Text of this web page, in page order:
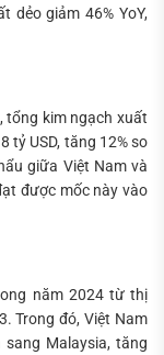
dẻo giảm 46% YoY,
tổng kim ngạch xuất
tỷ USD, tăng 12% so
giữa Việt Nam và
được mốc này vào
năm 2024 từ thị
Trong đó, Việt Nam
Malaysia, tăng